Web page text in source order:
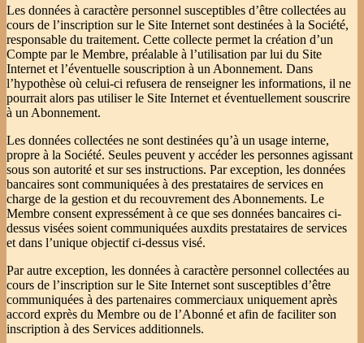
Les données à caractère personnel susceptibles d’être collectées au
cours de l’inscription sur le Site Internet sont destinées à la Société,
responsable du traitement. Cette collecte permet la création d’un
Compte par le Membre, préalable à l’utilisation par lui du Site
Internet et l’éventuelle souscription à un Abonnement. Dans
l’hypothèse où celui-ci refusera de renseigner les informations, il ne
pourrait alors pas utiliser le Site Internet et éventuellement souscrire
à un Abonnement.
Les données collectées ne sont destinées qu’à un usage interne,
propre à la Société. Seules peuvent y accéder les personnes agissant
sous son autorité et sur ses instructions. Par exception, les données
bancaires sont communiquées à des prestataires de services en
charge de la gestion et du recouvrement des Abonnements. Le
Membre consent expressément à ce que ses données bancaires ci-
dessus visées soient communiquées auxdits prestataires de services
et dans l’unique objectif ci-dessus visé.
Par autre exception, les données à caractère personnel collectées au
cours de l’inscription sur le Site Internet sont susceptibles d’être
communiquées à des partenaires commerciaux uniquement après
accord exprès du Membre ou de l’Abonné et afin de faciliter son
inscription à des Services additionnels.